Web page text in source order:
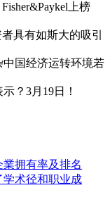
上榜
具有如斯大的吸引
国经济运转环境若
？3月19日！
拥有率及排名
术径和职业成